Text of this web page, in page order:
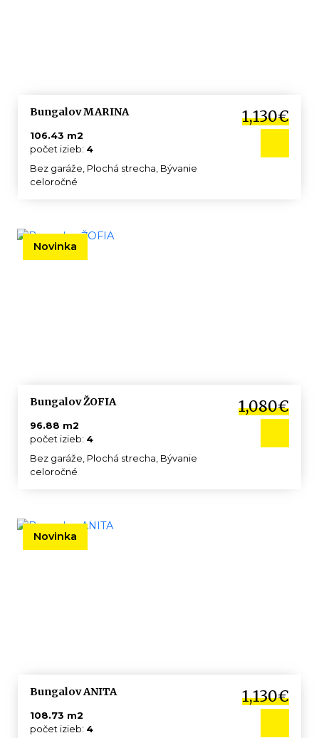
Bungalov MARINA 1,130€
106.43 m2
počet izieb: 4
Bez garáže, Plochá strecha, Bývanie
celoročné
Novinka
Bungalov ŽOFIA 1,080€
96.88 m2
počet izieb: 4
Bez garáže, Plochá strecha, Bývanie
celoročné
Novinka
Bungalov ANITA 1,130€
108.73 m2
počet izieb: 4